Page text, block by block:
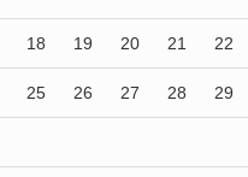
18 19 20 21 22
25 26 27 28 29